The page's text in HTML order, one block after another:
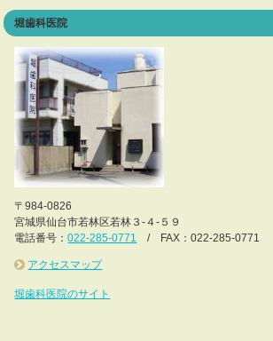
堀歯科医院
〒984-0826
宮城県仙台市若林区若林３-４-５９
電話番号：022-285-0771 / FAX：022-285-0771
アクセスマップ
堀歯科医院のサイト